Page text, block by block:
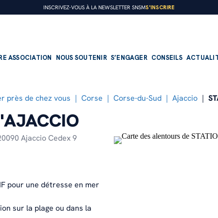
INSCRIVEZ-VOUS À LA NEWSLETTER SNSMS'INSCRIRE
ASSOCIATION
PRÉSENTATION
Notre histoire
Nos offres d’emploi
NOUS SOUTENIR
FAIRE UN DON
Faire un don régulier
Transmettre son patrimoine
Devenir mécène
S’ENGAGER
DEVENIR BÉNÉVOLE
Devenir sauveteur embarqué
Devenir bénévole à terre
CONSEILS
près de chez vous Corse Corse-du-Sud Ajaccio
Ajaccio Cedex 9
pour une détresse en mer
sur la plage ou dans la